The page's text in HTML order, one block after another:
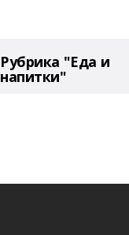
Рубрика "Еда и
напитки"